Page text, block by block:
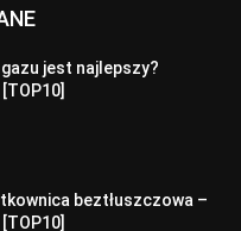
jest najlepszy?
beztłuszczowa –